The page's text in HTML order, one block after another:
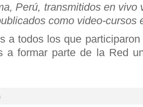
Perú, transmitidos en vivo
como video-cursos
a todos los que
a formar parte de la Red